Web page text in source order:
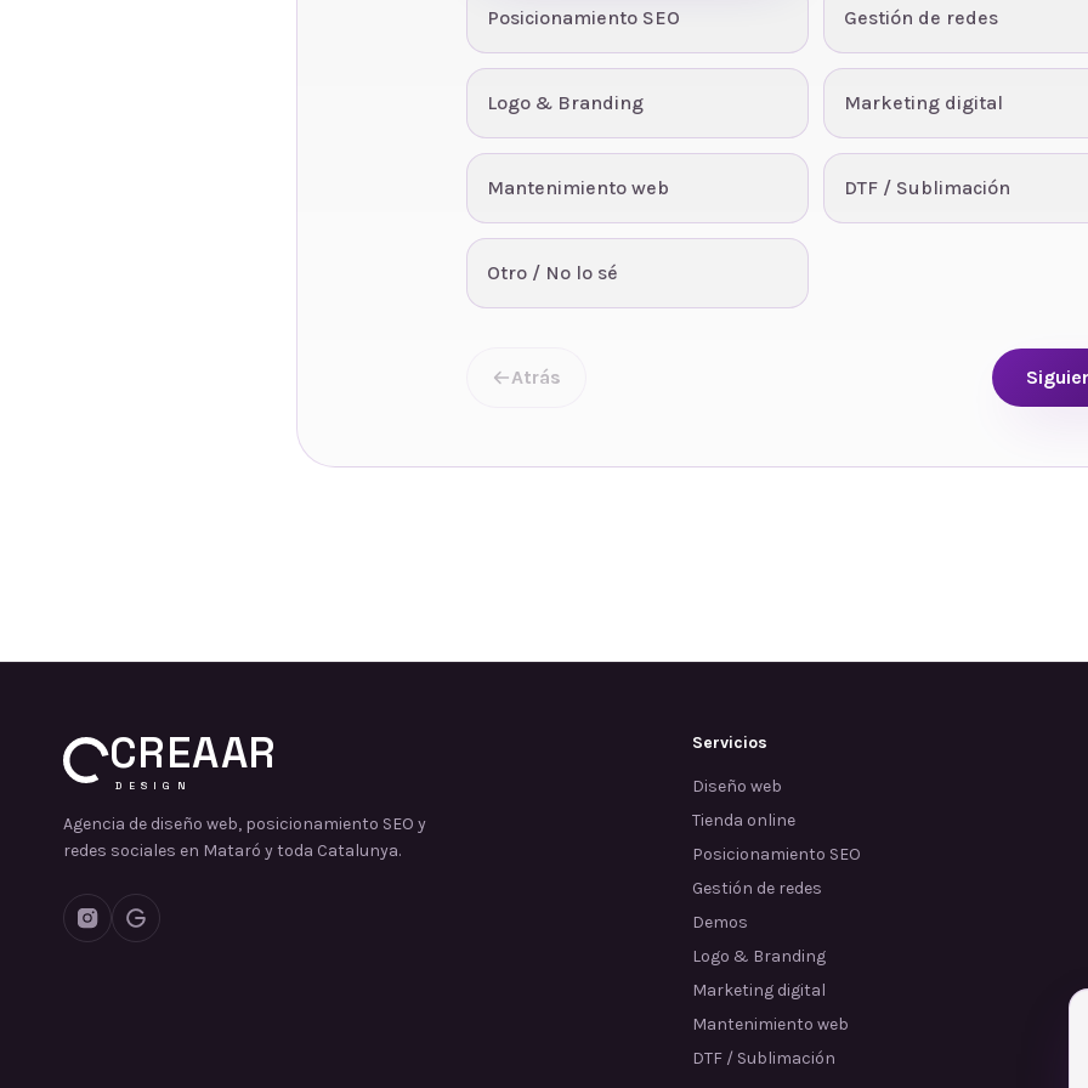
Posicionamiento SEO Gestión de redes
Logo & Branding Marketing digital
Mantenimiento web DTF / Sublimación
Otro / No lo sé
Atrás
CREAAR
DESIGN
Agencia de diseño web, posicionamiento SEO y
redes sociales en Mataró y toda Catalunya.
Servicios
Diseño web
Tienda online
Posicionamiento SEO
Gestión de redes
Demos
Logo & Branding
Marketing digital
Mantenimiento web
DTF / Sublimación